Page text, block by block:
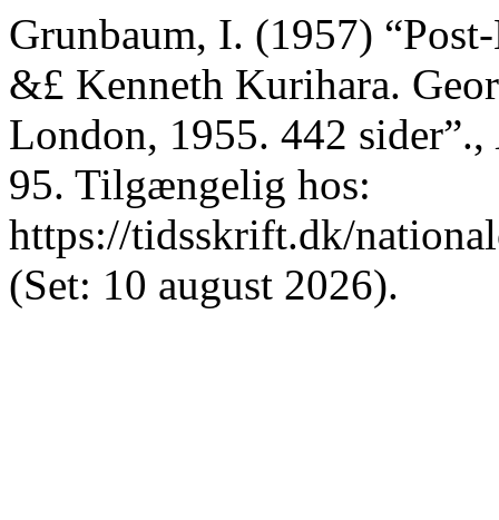
Grunbaum, I. (1957)
&£ Kenneth Kurihara.
London, 1955. 442 sider”.,
95. Tilgængelig hos:
https://tidsskrift.dk/
(Set: 10 august 2026).